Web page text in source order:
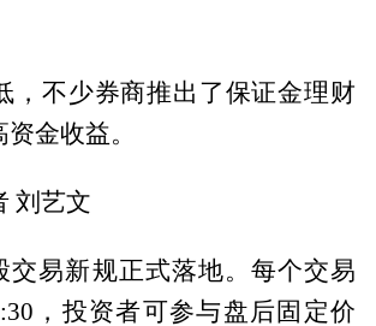
，不少券商推出了保证金理财
金收益。
刘艺文
交易新规正式落地。每个交易
，投资者可参与盘后固定价